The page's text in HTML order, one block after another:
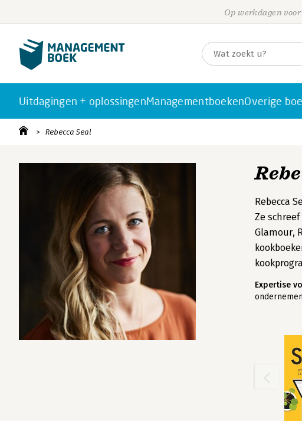
Op werkdagen
Uitdagingen + oplossingenManagementboekenOverige
Rebecca Seal
Rebecca
Ze
Glamour,
Expertise